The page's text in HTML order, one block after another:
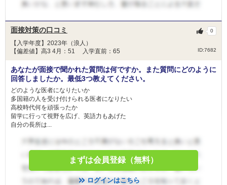
面接対策の口コミ
【入学年度】2023年（浪人）
【偏差値】高3 4月：51 入学直前：65
ID:7682
0
あなたが面接で聞かれた質問は何ですか。また質問にどのように
回答しましたか。最低3つ教えてください。
どのような医者になりたいか
多国籍の人を受け付けられる医者になりたい
高校時代何を頑張ったか
留学に行って視野を広げ、英語力もあげた
自分の長所は...
まずは会員登録（無料）
ログインはこちら